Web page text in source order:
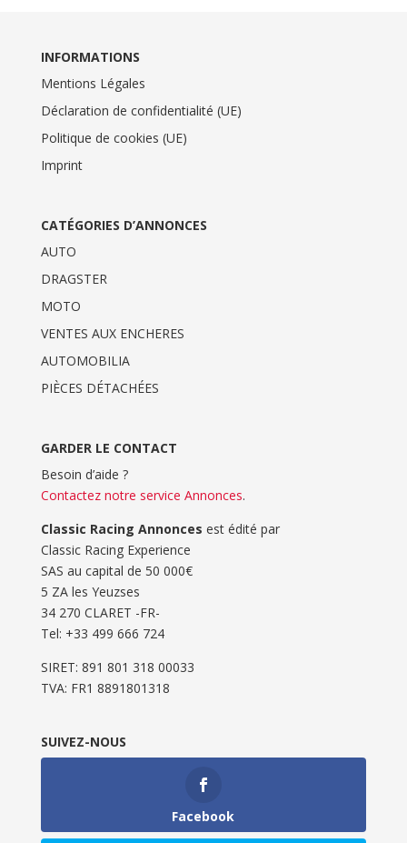
INFORMATIONS
Mentions Légales
Déclaration de confidentialité (UE)
Politique de cookies (UE)
Imprint
CATÉGORIES D’ANNONCES
AUTO
DRAGSTER
MOTO
VENTES AUX ENCHERES
AUTOMOBILIA
PIÈCES DÉTACHÉES
GARDER LE CONTACT
Besoin d’aide ?
Contactez notre service Annonces.
Classic Racing Annonces est édité par
Classic Racing Experience
SAS au capital de 50 000€
5 ZA les Yeuzses
34 270 CLARET -FR-
Tel: ‭+33 499 666 724‬
SIRET: 891 801 318 00033
TVA: FR1 8891801318
SUIVEZ-NOUS
Facebook